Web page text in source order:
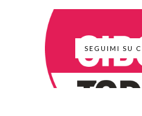
SEGUIMI SU